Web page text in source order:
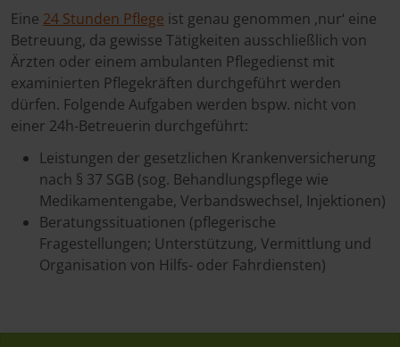
Eine 24 Stunden Pflege ist genau genommen ‚nur‘ eine
Betreuung, da gewisse Tätigkeiten ausschließlich von
Ärzten oder einem ambulanten Pflegedienst mit
examinierten Pflegekräften durchgeführt werden
dürfen. Folgende Aufgaben werden bspw. nicht von
einer 24h-Betreuerin durchgeführt:
Leistungen der gesetzlichen Krankenversicherung
nach § 37 SGB (sog. Behandlungspflege wie
Medikamentengabe, Verbandswechsel, Injektionen)
Beratungssituationen (pflegerische
Fragestellungen; Unterstützung, Vermittlung und
Organisation von Hilfs- oder Fahrdiensten)